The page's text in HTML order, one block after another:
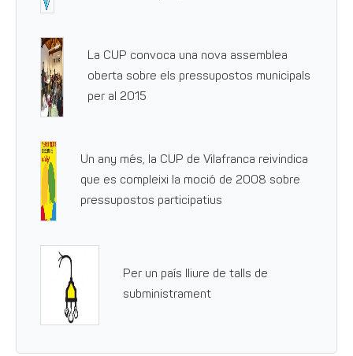
La CUP convoca una nova assemblea
oberta sobre els pressupostos municipals
per al 2015
Un any més, la CUP de Vilafranca reivindica
que es compleixi la moció de 2008 sobre
pressupostos participatius
Per un país lliure de talls de
subministrament